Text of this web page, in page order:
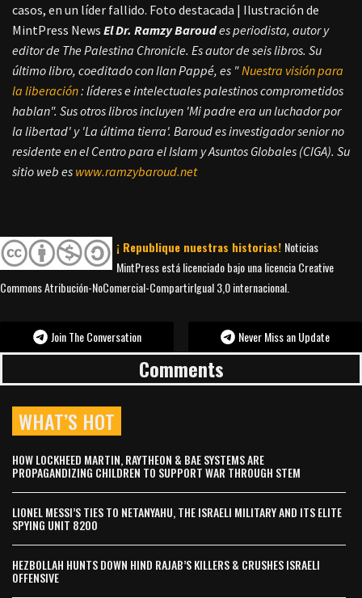
casos, en un líder fallido. Foto destacada | Ilustración de
MintPress News El Dr. Ramzy Baroudes periodista, autor y
editor de The Palestina Chronicle. Es autor de seis libros. Su
último libro, coeditado con Ilan Pappé, es "Nuestra visión para
la liberación: líderes e intelectuales palestinos comprometidos
hablan". Sus otros libros incluyen 'Mi padre era un luchador por
la libertad' y 'La última tierra'. Baroud es investigador senior no
residente en el Centro para el Islam y Asuntos Globales (CIGA). Su
sitio web es www.ramzybaroud.net
¡ Republique nuestras historias! Noticias
MintPress está licenciado bajo una licencia Creative
Commons Atribución-NoComercial-CompartirIgual 3,0 internacional.
Join The Conversation Never Miss an Update
Comments
WHAT’S HOT
HOW LOCKHEED MARTIN, RAYTHEON & BAE SYSTEMS ARE
PROPAGANDIZING CHILDREN TO SUPPORT WAR THROUGH STEM
LIONEL MESSI’S TIES TO NETANYAHU, THE ISRAELI MILITARY AND ITS ELITE
SPYING UNIT 8200
HEZBOLLAH HUNTS DOWN HIND RAJAB’S KILLERS & CRUSHES ISRAELI
OFFENSIVE